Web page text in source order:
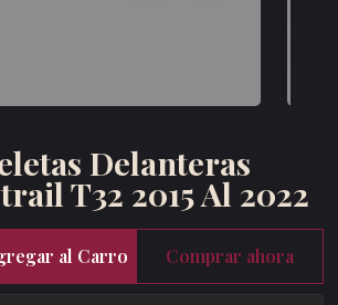
Delanteras
T32 2015 Al 2022
al Carro Comprar ahora